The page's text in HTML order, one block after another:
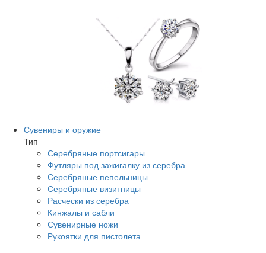
Сувениры и оружие
Тип
Серебряные портсигары
Футляры под зажигалку из серебра
Серебряные пепельницы
Серебряные визитницы
Расчески из серебра
Кинжалы и сабли
Сувенирные ножи
Рукоятки для пистолета